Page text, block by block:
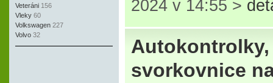
Veteráni 156
Vleky 60
Volkswagen 227
Volvo 32
2024 v 14:55 >
svorkovnice